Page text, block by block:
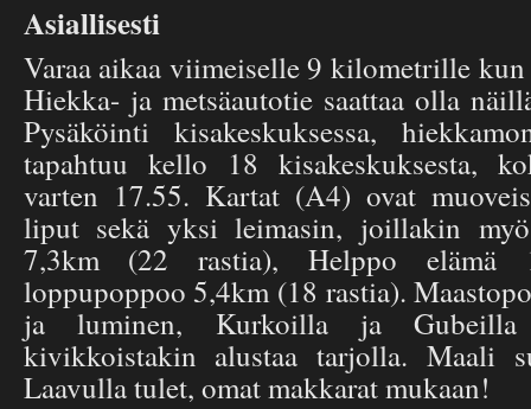
Asiallisesti
Varaa aikaa viimeiselle 9 kilometrille
Hiekka- ja metsäautotie saattaa olla
Pysäköinti kisakeskuksessa,
tapahtuu kello 18 kisakeskuksesta,
varten 17.55. Kartat (A4) ovat
liput sekä yksi leimasin, joillakin
7,3km (22 rastia), Helppo elämä
loppupoppoo 5,4km (18 rastia).
ja luminen, Kurkoilla ja
kivikkoistakin alustaa tarjolla. Maali
Laavulla tulet, omat makkarat mukaan!